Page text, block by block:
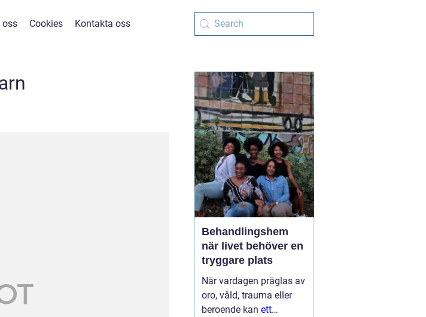
oss Cookies Kontakta oss
Behandlingshem
när livet behöver en
tryggare plats
När vardagen präglas av
oro, våld, trauma eller
beroende kan ett